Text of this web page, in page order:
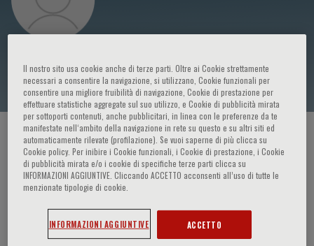
L. Biroli
HOME PAGE / CORSI ED EVENTI / RELATORE
L. Biroli
Il nostro sito usa cookie anche di terze parti. Oltre ai Cookie strettamente
necessari a consentire la navigazione, si utilizzano, Cookie funzionali per
consentire una migliore fruibilità di navigazione, Cookie di prestazione per
effettuare statistiche aggregate sul suo utilizzo, e Cookie di pubblicità mirata
per sottoporti contenuti, anche pubblicitari, in linea con le preferenze da te
manifestate nell‘ambito della navigazione in rete su questo e su altri siti ed
automaticamente rilevate (profilazione). Se vuoi saperne di più clicca su
Cookie policy. Per inibire i Cookie funzionali, i Cookie di prestazione, i Cookie
di pubblicità mirata e/o i cookie di specifiche terze parti clicca su
INFORMAZIONI AGGIUNTIVE. Cliccando ACCETTO acconsenti all’uso di tutte le
menzionate tipologie di cookie.
INFORMAZIONI AGGIUNTIVE ACCETTO